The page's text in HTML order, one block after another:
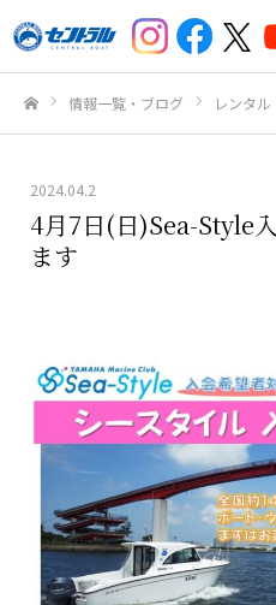
情報一覧・ブログ レンタル
2024.04.2
4月7日(日)Sea-Style
ます